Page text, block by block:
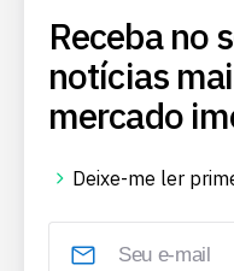
Receba no
notícias
mercado
Deixe-me ler